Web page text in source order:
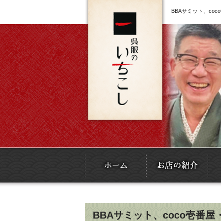
BBAサミット、
BBAサミット、coco壱番屋